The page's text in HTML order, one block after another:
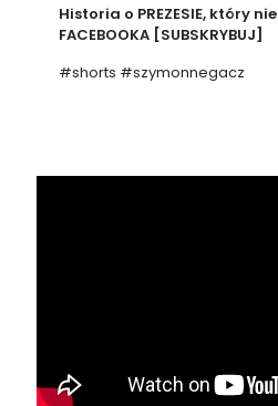
Historia o PREZESIE, który
FACEBOOKA [SUBSKRYBUJ]
#shorts #szymonnegacz